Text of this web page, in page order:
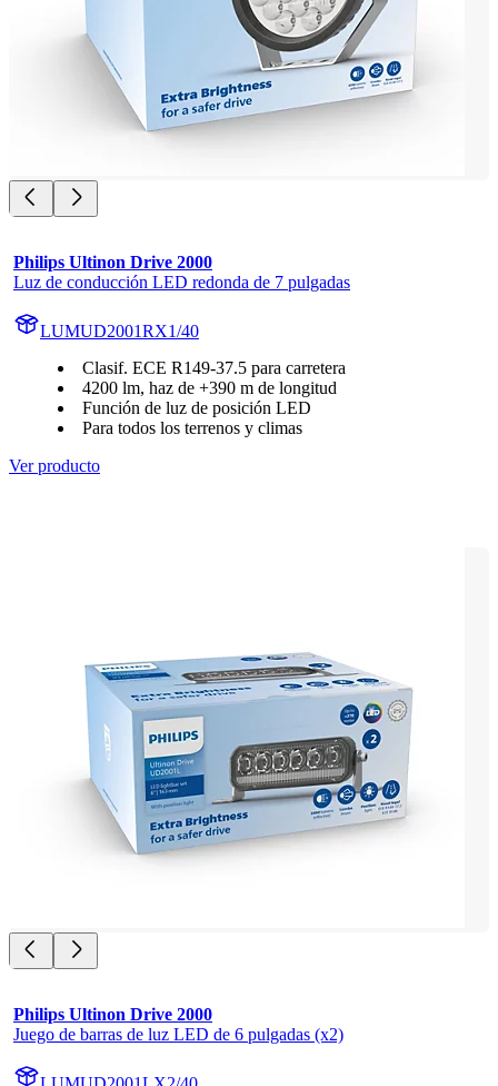
Philips Ultinon Drive 2000
Luz de conducción LED redonda de 7 pulgadas
LUMUD2001RX1/40
Clasif. ECE R149-37.5 para carretera
4200 lm, haz de +390 m de longitud
Función de luz de posición LED
Para todos los terrenos y climas
Ver producto
Philips Ultinon Drive 2000
Juego de barras de luz LED de 6 pulgadas (x2)